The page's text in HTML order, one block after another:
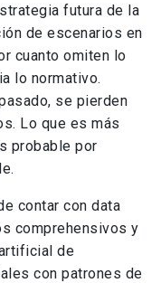
futura de la
de escenarios en
cuanto omiten lo
lo normativo.
se pierden
Lo que es más
probable por
contar con data
comprehensivos y
de
con patrones de